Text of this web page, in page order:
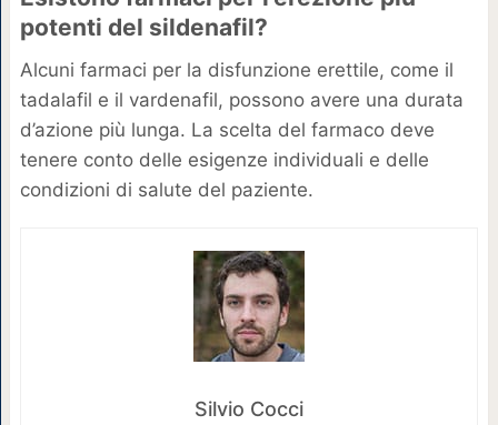
potenti del sildenafil?
Alcuni farmaci per la disfunzione erettile, come il
tadalafil e il vardenafil, possono avere una durata
d’azione più lunga. La scelta del farmaco deve
tenere conto delle esigenze individuali e delle
condizioni di salute del paziente.
Silvio Cocci